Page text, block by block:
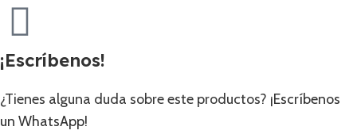
¡Escríbenos!
¿Tienes alguna duda sobre este productos? ¡Escríbenos
un WhatsApp!